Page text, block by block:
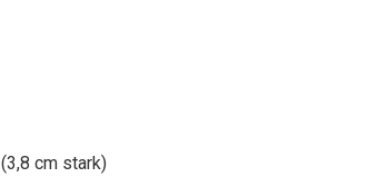
cm stark)